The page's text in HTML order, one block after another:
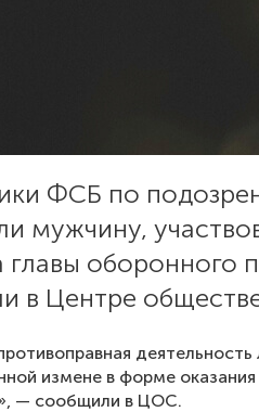
ФСБ по
мужчину,
главы оборонного
в Центре
деятельность
измене в форме
— сообщили в ЦОС.